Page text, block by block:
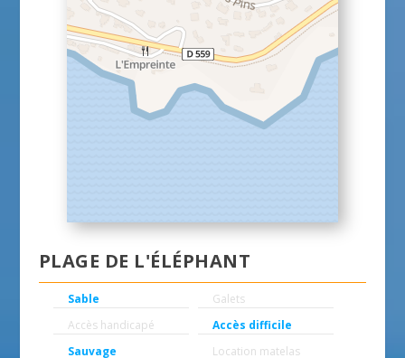
PLAGE DE L'ÉLÉPHANT
Sable
Galets
Accès handicapé
Accès difficile
Sauvage
Location matelas